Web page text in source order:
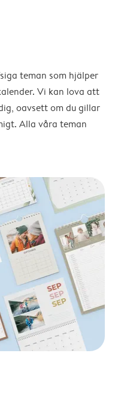
teman som hjälper
Vi kan lova att
oavsett om du gillar
Alla våra teman